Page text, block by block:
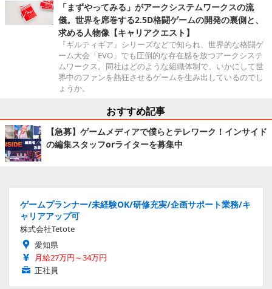
「まずやってみる」がアークシステムワークスの流
儀。世界を席巻する2.5D格闘ゲームの開発の裏側と、
求める人物像【キャリアクエスト】
『ギルティギア』シリーズなどで知られ、世界的な格闘ゲ
ーム大会「EVO」でも圧倒的な存在感を放つアークシステ
ムワークス。同社はどのような組織体制で、いかにして世
界中のファンを熱狂させるゲームを生み出しているのでし
ょうか。
おすすめ記事
【急募】ゲームメディアで僕らとテレワーク！インサイド
の編集スタッフorライターを募集中
ゲームプランナー/未経験OK/研修充実/企画サポート業務/キ
ャリアアップ可
株式会社Tetote
愛知県
月給27万円～34万円
正社員